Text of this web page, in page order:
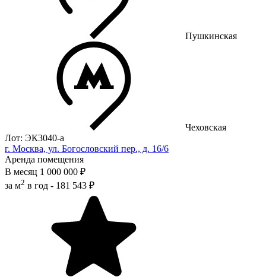
Пушкинская
Чеховская
Лот: ЭК3040-a
г. Москва, ул. Богословский пер., д. 16/6
Аренда помещения
В месяц 1 000 000 ₽
за м2 в год - 181 543 ₽